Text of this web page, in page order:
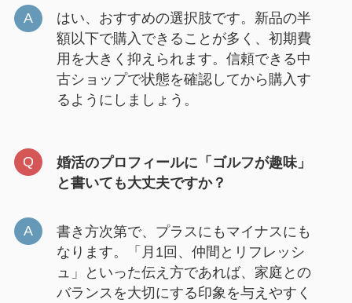
はい、おすすめの選択肢です。新品の半
額以下で購入できることが多く、初期費
用を大きく抑えられます。信頼できる中
古ショップで状態を確認してから購入す
るようにしましょう。
婚活のプロフィールに「ゴルフが趣味」
と書いても大丈夫ですか？
書き方次第で、プラスにもマイナスにも
なります。「月1回、仲間とリフレッシ
ュ」といった伝え方であれば、家庭との
バランスを大切にする印象を与えやすく